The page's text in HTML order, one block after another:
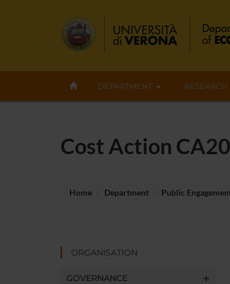
DEPARTMENT RESEARCH
Cost Action
Home Department Public
ORGANISATION
GOVERNANCE